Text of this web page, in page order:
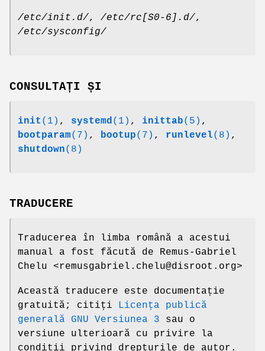
/etc/init.d/, /etc/rc[S0-6].d/,
/etc/sysconfig/
CONSULTAȚI ȘI
init (1) , systemd(1) , inittab(5) ,
bootparam(7) , bootup(7) , runlevel(8) ,
shutdown(8)
TRADUCERE
Traducerea în limba română a acestui
manual a fost făcută de Remus-Gabriel
Chelu <remusgabriel.chelu@disroot.org>
Această traducere este documentație
gratuită; citiți Licența publică
generală GNU Versiunea 3 sau o
versiune ulterioară cu privire la
condiții privind drepturile de autor.